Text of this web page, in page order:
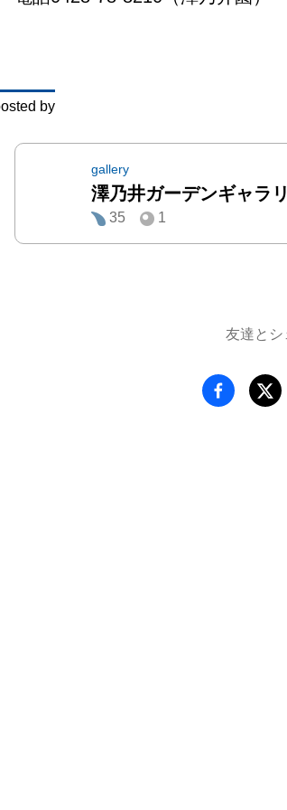
by
gallery
澤乃井ガーデンギャラ
35
1
友達とシ